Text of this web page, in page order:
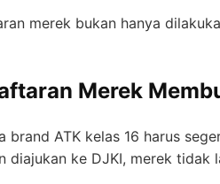
merek bukan hanya
Merek
brand ATK kelas 16 harus
diajukan ke DJKI, merek